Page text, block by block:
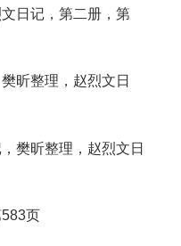
日记，第二册，第
昕整理，赵烈文日
樊昕整理，赵烈文日
页